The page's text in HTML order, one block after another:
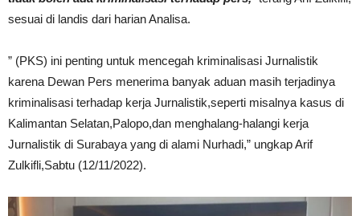
sesuai di landis dari harian Analisa.
” (PKS) ini penting untuk mencegah kriminalisasi Jurnalistik
karena Dewan Pers menerima banyak aduan masih terjadinya
kriminalisasi terhadap kerja Jurnalistik,seperti misalnya kasus di
Kalimantan Selatan,Palopo,dan menghalang-halangi kerja
Jurnalistik di Surabaya yang di alami Nurhadi,” ungkap Arif
Zulkifli,Sabtu (12/11/2022).